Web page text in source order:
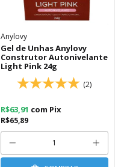
Anylovy
Gel de Unhas Anylovy
Construtor Autonivelante
Light Pink 24g
(2)
R$65,89
R$63,91 com Pix